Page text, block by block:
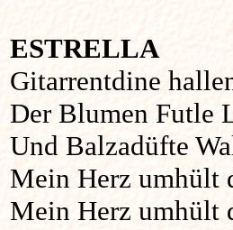
ESTRELLA
Gitarrentdine
Der Blumen Futle
Und Balzadüfte
Mein Herz umhült
Mein Herz umhült